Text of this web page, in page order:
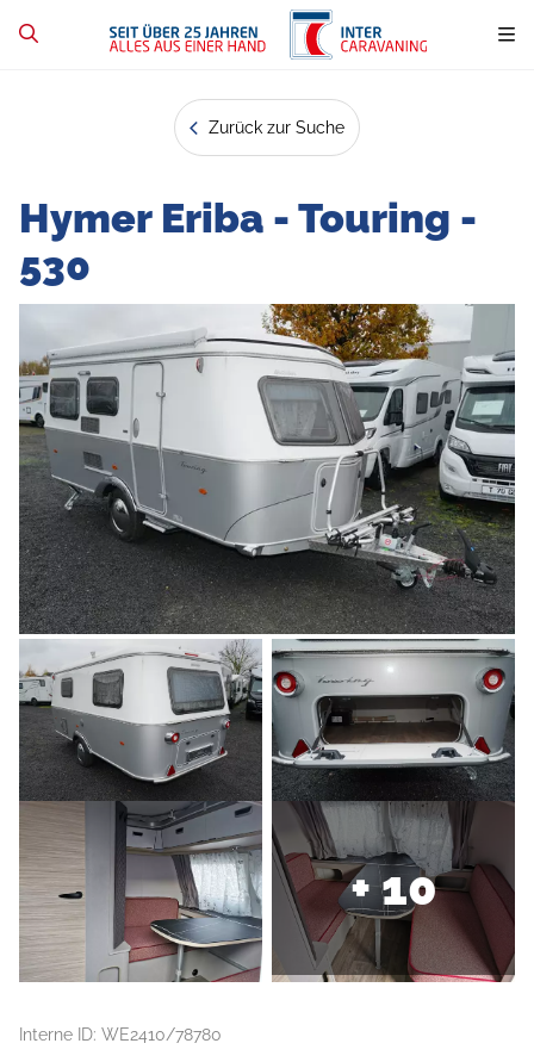
Zurück zur Suche
Hymer Eriba - Touring -
530
+ 10
Interne ID: WE2410/78780